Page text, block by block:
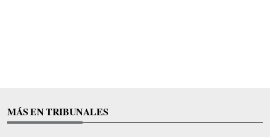
MÁS EN TRIBUNALES